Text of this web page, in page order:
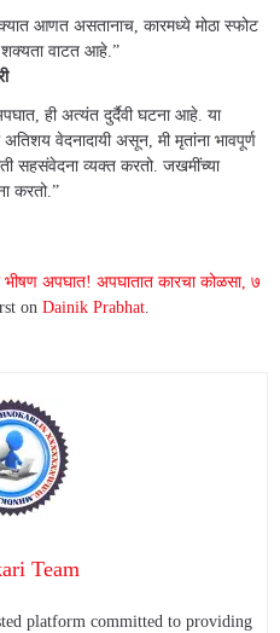
आणत असतानाच, कारमध्ये मोठा स्फोट
शक्यता वाटत आहे.”
ही अत्यंत दुर्दैवी घटना आहे. या
वेदनादायी असून, मी मृतांना भावपूर्ण
सहसंवेदना व्यक्त करतो. जखमींच्या
करतो.”
अपघात! अपघातात कारचा कोळसा, ७
on Dainik Prabhat
Team
platform committed to providing